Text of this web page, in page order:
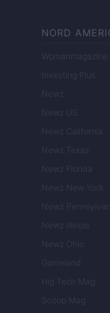
NORD
Womanmagazine
Investing Plus
Newz
Newz US
Newz California
Newz Texas
Newz Florida
Newz New York
Newz
Newz Illinois
Newz Ohio
Gameland
Hig Tech Mag
Scoop Mag